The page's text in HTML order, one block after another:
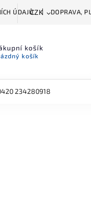
ÚDAJŮ DOPRAVA,
CZK
košík
košík
234280918